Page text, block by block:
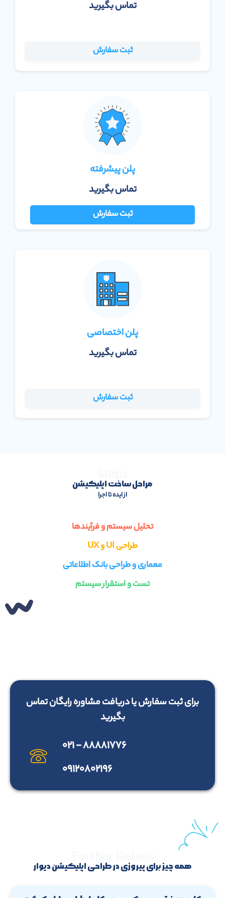
تماس بگیرید
ثبت سفارش
پلن پیشرفته
تماس بگیرید
ثبت سفارش
پلن اختصاصی
تماس بگیرید
ثبت سفارش
مراحل ساخت اپلیکیشن
از ایده تا اجرا
تحلیل سیستم و فرآیندها
طراحی UI و UX
معماری و طراحی بانک اطلاعاتی
تست و استقرار سیستم
برای ثبت سفارش یا دریافت مشاوره رایگان تماس
بگیرید
۸۸۸۸۱۷۷۶ - ۰۲۱
۰۹۱۲۰۸۰۲۱۹۶
همه چیز برای پیروزی در طراحی اپلیکیشن دیوار